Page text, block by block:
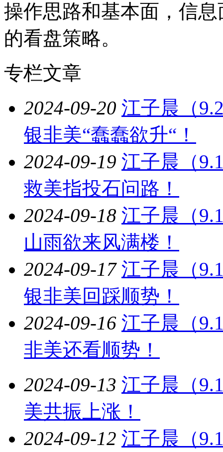
操作思路和基本面，信
的看盘策略。
专栏文章
2024-09-20 江子晨（
银非美“蠢蠢欲升“！
2024-09-19 江子晨（
救美指投石问路！
2024-09-18 江子晨（
山雨欲来风满楼！
2024-09-17 江子晨（
银非美回踩顺势！
2024-09-16 江子晨（
非美还看顺势！
2024-09-13 江子晨（
美共振上涨！
2024-09-12 江子晨（